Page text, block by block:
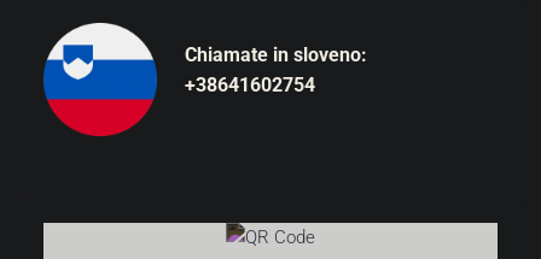
Chiamate in sloveno:
+38641602754